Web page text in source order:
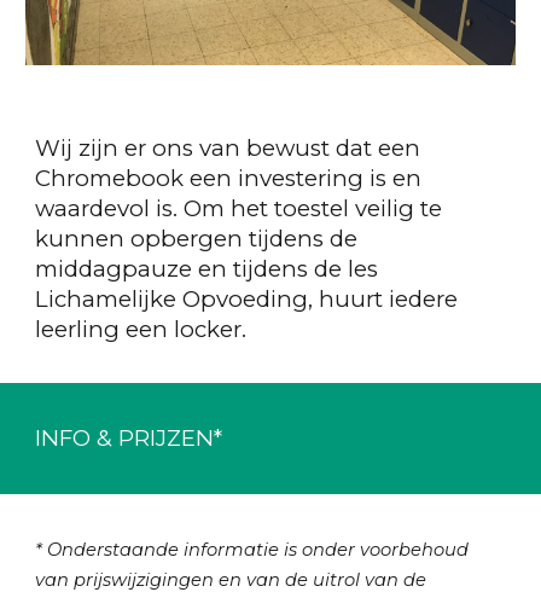
Wij zijn er ons van bewust dat een
Chromebook een investering is en
waardevol is. Om het toestel veilig te
kunnen opbergen tijdens de
middagpauze en tijdens de les
Lichamelijke Opvoeding, huurt iedere
leerling een locker.
INFO & PRIJZEN*
* Onderstaande informatie is onder voorbehoud
van prijswijzigingen en van de uitrol van de